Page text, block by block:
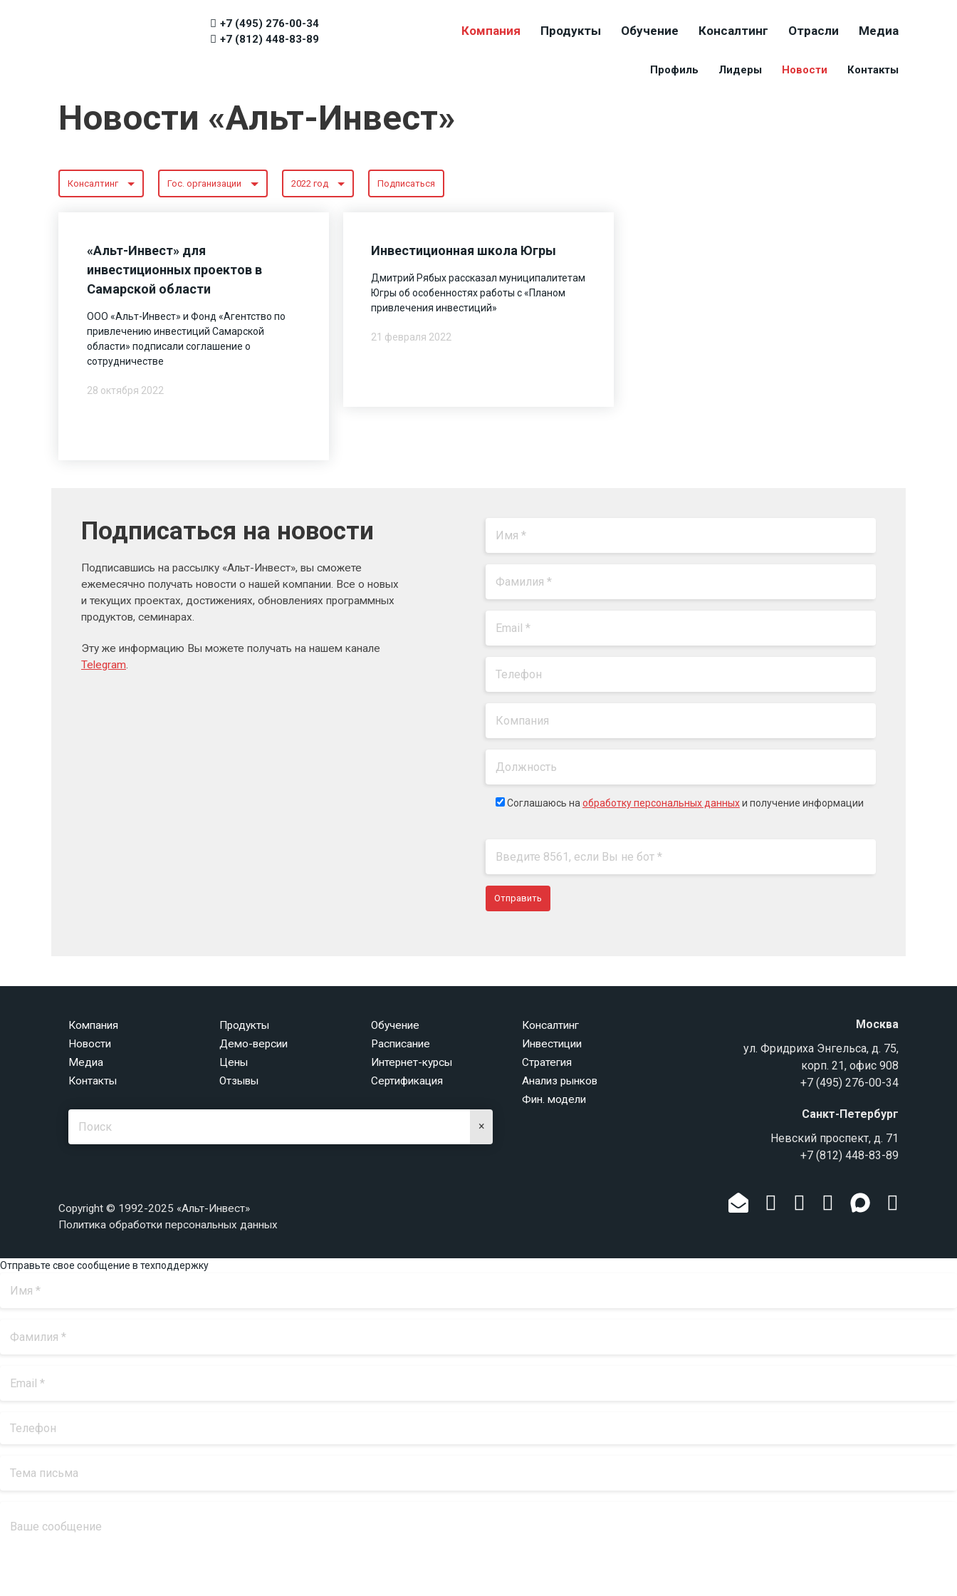
+7 (495) 276-00-34
+7 (812) 448-83-89
Компания Продукты Обучение Консалтинг Отрасли Медиа
Профиль Лидеры Новости Контакты
Новости «Альт-Инвест»
Консалтинг Гос. организации 2022 год Подписаться
«Альт-Инвест» для
инвестиционных проектов в
Самарской области
ООО «Альт-Инвест» и Фонд «Агентство по
привлечению инвестиций Самарской
области» подписали соглашение о
сотрудничестве
28 октября 2022
Инвестиционная школа Югры
Дмитрий Рябых рассказал муниципалитетам
Югры об особенностях работы с «Планом
привлечения инвестиций»
21 февраля 2022
Подписаться на новости
Подписавшись на рассылку «Альт-Инвест», вы сможете
ежемесячно получать новости о нашей компании. Все о новых
и текущих проектах, достижениях, обновлениях программных
продуктов, семинарах.
Эту же информацию Вы можете получать на нашем канале
Telegram.
Соглашаюсь на обработку персональных данныхи получение информации
Компания
Новости
Медиа
Контакты
Продукты
Демо-версии
Цены
Отзывы
Обучение
Расписание
Интернет-курсы
Сертификация
Консалтинг
Инвестиции
Стратегия
Анализ рынков
Фин. модели
×
Москва
ул. Фридриха Энгельса, д. 75,
корп. 21, офис 908
+7 (495) 276-00-34
Санкт-Петербург
Невский проспект, д. 71
+7 (812) 448-83-89
Copyright © 1992-2025 «Альт-Инвест»
Политика обработки персональных данных
Отправьте свое сообщение в техподдержку